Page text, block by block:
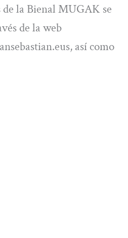
de la Bienal MUGAK se
de la web
así como